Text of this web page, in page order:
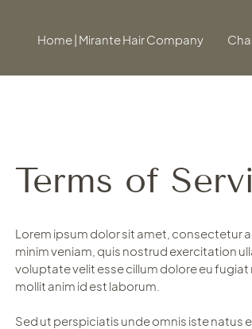
Home | Mirante Hair Company
Terms of
Lorem ipsum dolor sit amet, consectetur
minim veniam, quis nostrud exercitation
voluptate velit esse cillum dolore eu
mollit anim id est laborum.
Sed ut perspiciatis unde omnis iste